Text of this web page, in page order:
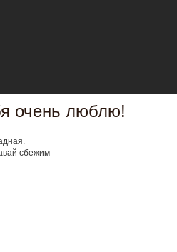
очень люблю!
сбежим